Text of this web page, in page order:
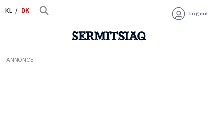
KL DK Log ind
ANNONCE